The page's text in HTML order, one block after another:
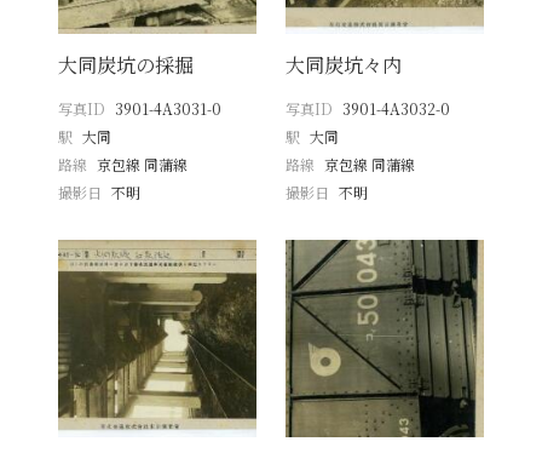
大同炭坑の採掘
写真ID 3901-4A3031-0
駅 大同
路線 京包線 同蒲線
撮影日
不明
大同炭坑々内
写真ID 3901-4A3032-0
駅 大同
路線 京包線 同蒲線
撮影日 不明